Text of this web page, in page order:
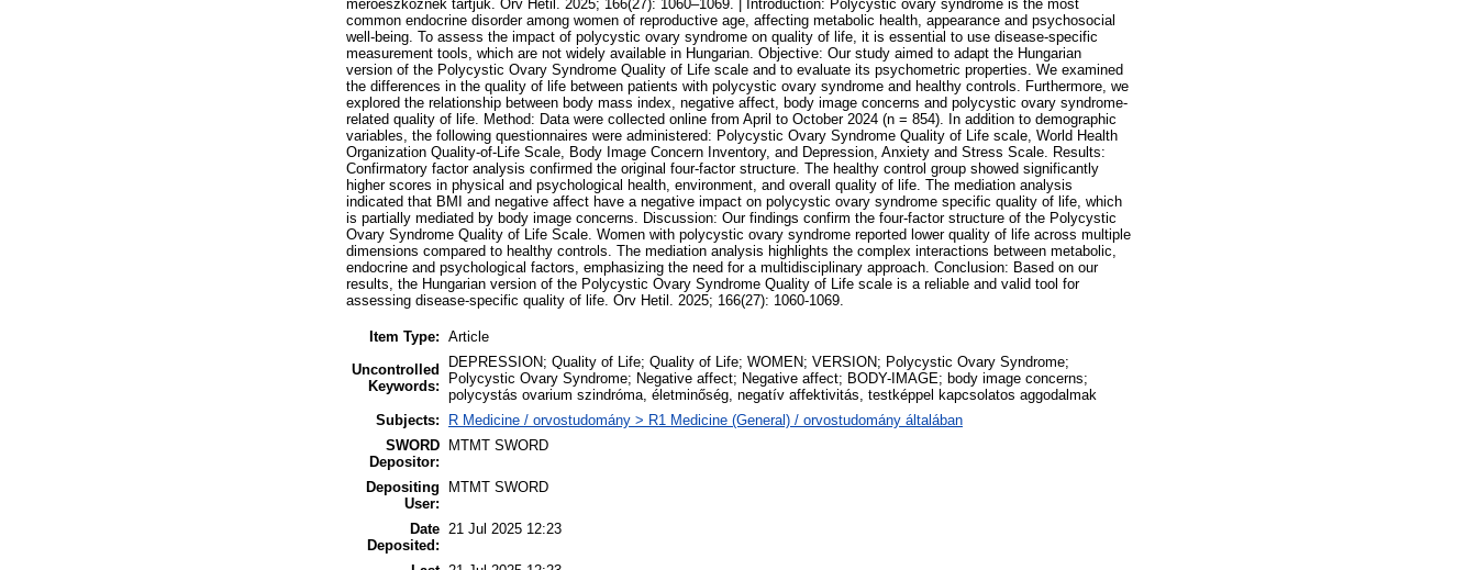
mérőeszköznek tartjuk. Orv Hetil. 2025; 166(27): 1060–1069. | Introduction: Polycystic ovary syndrome is the most
common endocrine disorder among women of reproductive age, affecting metabolic health, appearance and psychosocial
well-being. To assess the impact of polycystic ovary syndrome on quality of life, it is essential to use disease-specific
measurement tools, which are not widely available in Hungarian. Objective: Our study aimed to adapt the Hungarian
version of the Polycystic Ovary Syndrome Quality of Life scale and to evaluate its psychometric properties. We examined
the differences in the quality of life between patients with polycystic ovary syndrome and healthy controls. Furthermore, we
explored the relationship between body mass index, negative affect, body image concerns and polycystic ovary syndrome-
related quality of life. Method: Data were collected online from April to October 2024 (n = 854). In addition to demographic
variables, the following questionnaires were administered: Polycystic Ovary Syndrome Quality of Life scale, World Health
Organization Quality-of-Life Scale, Body Image Concern Inventory, and Depression, Anxiety and Stress Scale. Results:
Confirmatory factor analysis confirmed the original four-factor structure. The healthy control group showed significantly
higher scores in physical and psychological health, environment, and overall quality of life. The mediation analysis
indicated that BMI and negative affect have a negative impact on polycystic ovary syndrome specific quality of life, which
is partially mediated by body image concerns. Discussion: Our findings confirm the four-factor structure of the Polycystic
Ovary Syndrome Quality of Life Scale. Women with polycystic ovary syndrome reported lower quality of life across multiple
dimensions compared to healthy controls. The mediation analysis highlights the complex interactions between metabolic,
endocrine and psychological factors, emphasizing the need for a multidisciplinary approach. Conclusion: Based on our
results, the Hungarian version of the Polycystic Ovary Syndrome Quality of Life scale is a reliable and valid tool for
assessing disease-specific quality of life. Orv Hetil. 2025; 166(27): 1060-1069.
Item Type: Article
Uncontrolled
Keywords:
DEPRESSION; Quality of Life; Quality of Life; WOMEN; VERSION; Polycystic Ovary Syndrome;
Polycystic Ovary Syndrome; Negative affect; Negative affect; BODY-IMAGE; body image concerns;
polycystás ovarium szindróma, életminőség, negatív affektivitás, testképpel kapcsolatos aggodalmak
Subjects:
R Medicine / orvostudomány > R1 Medicine (General) / orvostudomány általában
SWORD
Depositor:
MTMT SWORD
Depositing
User:
MTMT SWORD
Date
Deposited:
21 Jul 2025 12:23